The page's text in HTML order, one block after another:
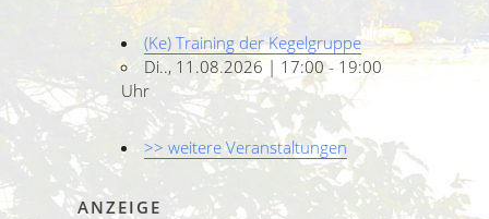
(Ke) Training der Kegelgruppe
Di.., 11.08.2026 | 17:00 - 19:00
Uhr
>> weitere Veranstaltungen
ANZEIGE